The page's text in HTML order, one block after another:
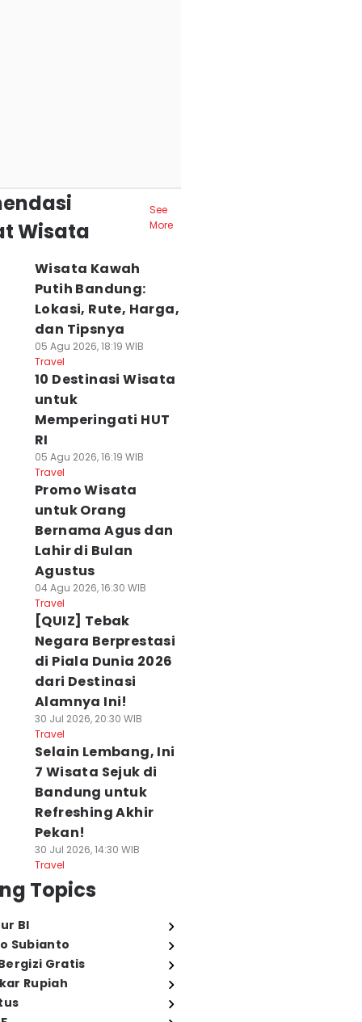
Wisata
See
More
Wisata Kawah
Putih Bandung:
Lokasi, Rute, Harga,
dan Tipsnya
05 Agu 2026, 18:19 WIB
Travel
10 Destinasi Wisata
untuk
Memperingati HUT
RI
05 Agu 2026, 16:19 WIB
Travel
Promo Wisata
untuk Orang
Bernama Agus dan
Lahir di Bulan
Agustus
04 Agu 2026, 16:30 WIB
Travel
[QUIZ] Tebak
Negara Berprestasi
di Piala Dunia 2026
dari Destinasi
Alamnya Ini!
30 Jul 2026, 20:30 WIB
Travel
Selain Lembang, Ini
7 Wisata Sejuk di
Bandung untuk
Refreshing Akhir
Pekan!
30 Jul 2026, 14:30 WIB
Travel
Topics
BI
Subianto
Gratis
Rupiah